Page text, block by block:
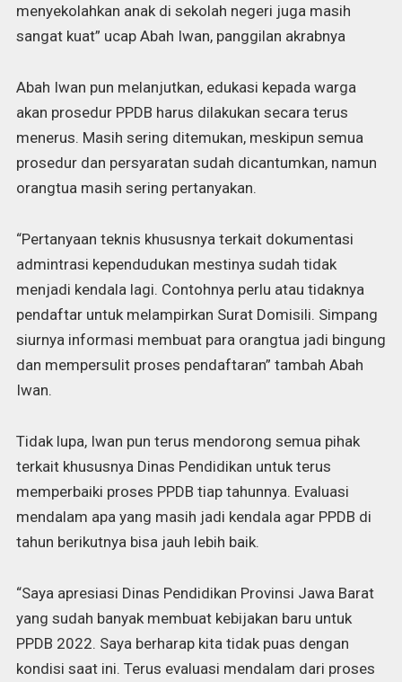
menyekolahkan anak di sekolah negeri juga masih
sangat kuat” ucap Abah Iwan, panggilan akrabnya
Abah Iwan pun melanjutkan, edukasi kepada warga
akan prosedur PPDB harus dilakukan secara terus
menerus. Masih sering ditemukan, meskipun semua
prosedur dan persyaratan sudah dicantumkan, namun
orangtua masih sering pertanyakan.
“Pertanyaan teknis khususnya terkait dokumentasi
admintrasi kependudukan mestinya sudah tidak
menjadi kendala lagi. Contohnya perlu atau tidaknya
pendaftar untuk melampirkan Surat Domisili. Simpang
siurnya informasi membuat para orangtua jadi bingung
dan mempersulit proses pendaftaran” tambah Abah
Iwan.
Tidak lupa, Iwan pun terus mendorong semua pihak
terkait khususnya Dinas Pendidikan untuk terus
memperbaiki proses PPDB tiap tahunnya. Evaluasi
mendalam apa yang masih jadi kendala agar PPDB di
tahun berikutnya bisa jauh lebih baik.
“Saya apresiasi Dinas Pendidikan Provinsi Jawa Barat
yang sudah banyak membuat kebijakan baru untuk
PPDB 2022. Saya berharap kita tidak puas dengan
kondisi saat ini. Terus evaluasi mendalam dari proses